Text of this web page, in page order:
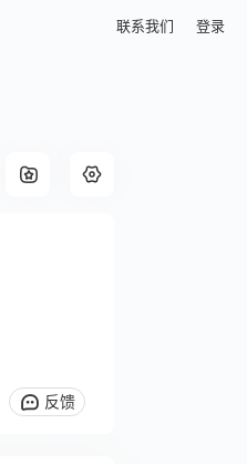
联系我们 登录
反馈